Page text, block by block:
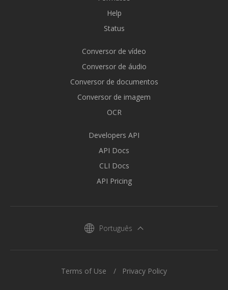
Help
Status
Conversor de vídeo
Conversor de áudio
Conversor de documentos
Conversor de imagem
OCR
Developers API
API Docs
CLI Docs
API Pricing
Português
Terms of Use Privacy Policy